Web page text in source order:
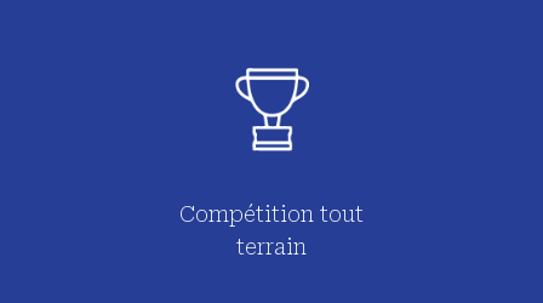
Compétition tout
terrain